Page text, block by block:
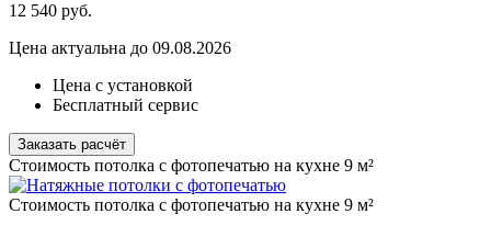
12 540 руб.
Цена актуальна до 09.08.2026
Цена с установкой
Бесплатный сервис
Заказать расчёт
Стоимость потолка с фотопечатью на кухне 9 м²
Стоимость потолка с фотопечатью на кухне 9 м²